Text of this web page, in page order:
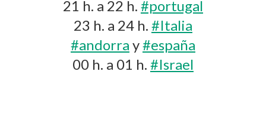
21 h. a 22 h. #portugal
23 h. a 24 h. #Italia
#andorra y#españa
00 h. a 01 h. #Israel